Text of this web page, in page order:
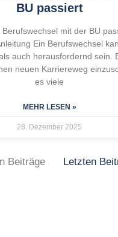
BU passiert
mit der BU
Ein Berufswechsel
auch herausfordernd sein.
neuen Karriereweg
es viele
MEHR LESEN »
28. Dezember 2025
Beiträge Letzten